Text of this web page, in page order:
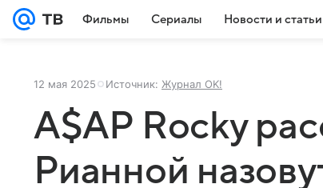
Фильмы Сериалы Новости и статьи
12 мая 2025 Источник: Журнал OK!
A$AP Rocky
Рианной